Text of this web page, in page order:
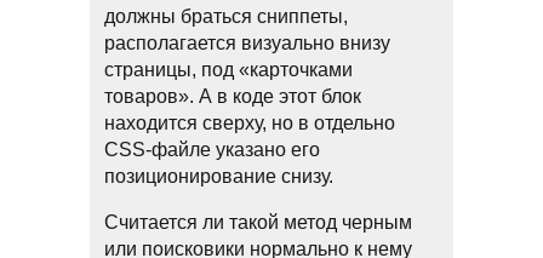
должны браться сниппеты,
располагается визуально внизу
страницы, под «карточками
товаров». А в коде этот блок
находится сверху, но в отдельно
CSS-файле указано его
позиционирование снизу.
Считается ли такой метод черным
или поисковики нормально к нему